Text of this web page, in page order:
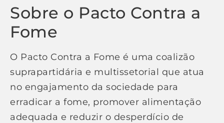
Sobre o Pacto Contra a
Fome
O Pacto Contra a Fome é uma coalizão
suprapartidária e multissetorial que atua
no engajamento da sociedade para
erradicar a fome, promover alimentação
adequada e reduzir o desperdício de